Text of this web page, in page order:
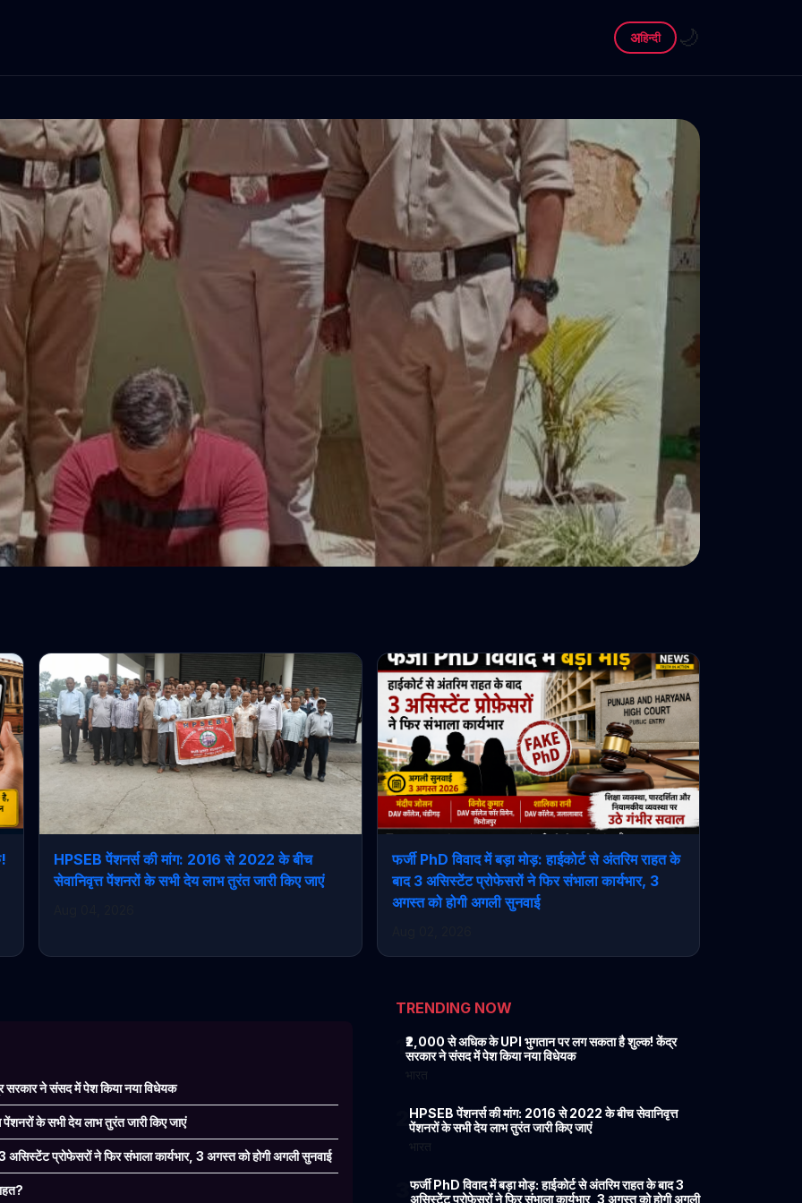
अहिन्दी 🌙
का सामान अब पुलिस ने किया गिरफ्तार
HPSEB पेंशनर्स की मांग: 2016 से 2022 के बीच
सेवानिवृत्त पेंशनरों के सभी देय लाभ तुरंत जारी किए जाएं
फर्जी PhD विवाद में बड़ा मोड़: हाईकोर्ट से अंतरिम राहत के
बाद 3 असिस्टेंट प्रोफेसरों ने फिर संभाला कार्यभार, 3
अगस्त को होगी अगली सुनवाई
ने संसद में पेश किया नया विधेयक
के सभी देय लाभ तुरंत जारी किए जाएं
असिस्टेंट प्रोफेसरों ने फिर संभाला कार्यभार, 3 अगस्त को होगी अगली सुनवाई
TRENDING NOW
1₹2,000 से अधिक के UPI भुगतान पर लग सकता है शुल्क! केंद्र
सरकार ने संसद में पेश किया नया विधेयक
2HPSEB पेंशनर्स की मांग: 2016 से 2022 के बीच सेवानिवृत्त
पेंशनरों के सभी देय लाभ तुरंत जारी किए जाएं
3फर्जी PhD विवाद में बड़ा मोड़: हाईकोर्ट से अंतरिम राहत के बाद 3
असिस्टेंट प्रोफेसरों ने फिर संभाला कार्यभार, 3 अगस्त को होगी अगली